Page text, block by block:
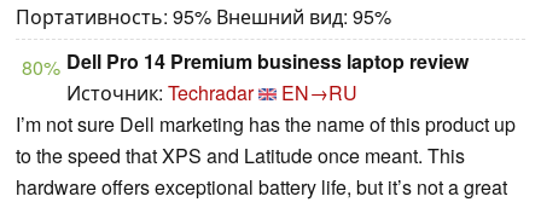
Портативность: 95% Внешний вид: 95%
80% Dell Pro 14 Premium business laptop review
Источник: Techradar
EN→RU
I’m not sure Dell marketing has the name of this product up
to the speed that XPS and Latitude once meant. This
hardware offers exceptional battery life, but it’s not a great